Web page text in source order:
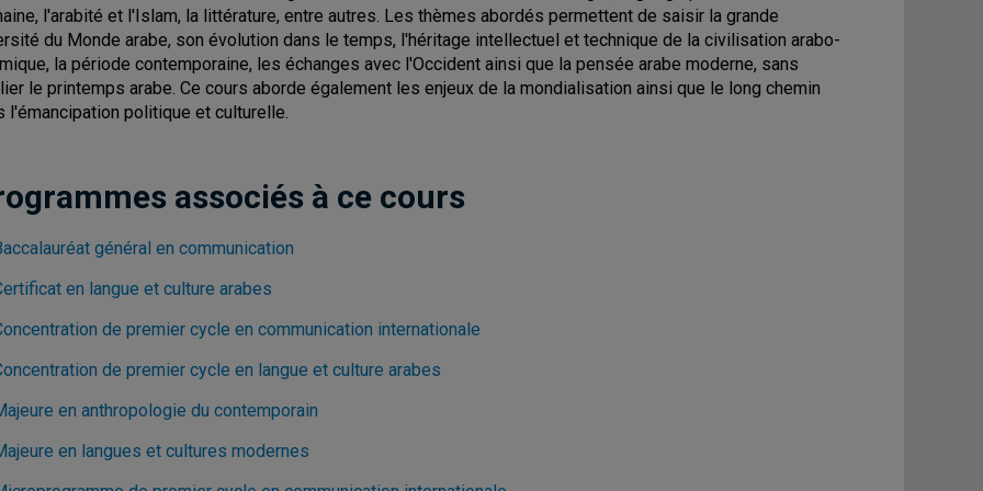
l'arabité et l'Islam, la littérature, entre autres. Les thèmes abordés permettent de saisir la grande
du Monde arabe, son évolution dans le temps, l'héritage intellectuel et technique de la civilisation arabo-
la période contemporaine, les échanges avec l'Occident ainsi que la pensée arabe moderne, sans
le printemps arabe. Ce cours aborde également les enjeux de la mondialisation ainsi que le long chemin
l'émancipation politique et culturelle.
associés à ce cours
général en communication
en langue et culture arabes
de premier cycle en communication internationale
de premier cycle en langue et culture arabes
en anthropologie du contemporain
en langues et cultures modernes